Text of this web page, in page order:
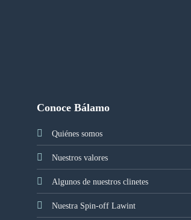
Conoce Bálamo
Quiénes somos
Nuestros valores
Algunos de nuestros clinetes
Nuestra Spin-off Lawint